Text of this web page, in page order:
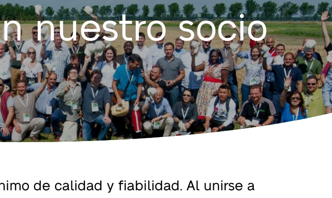
nuestro socio
de calidad y fiabilidad. Al unirse a